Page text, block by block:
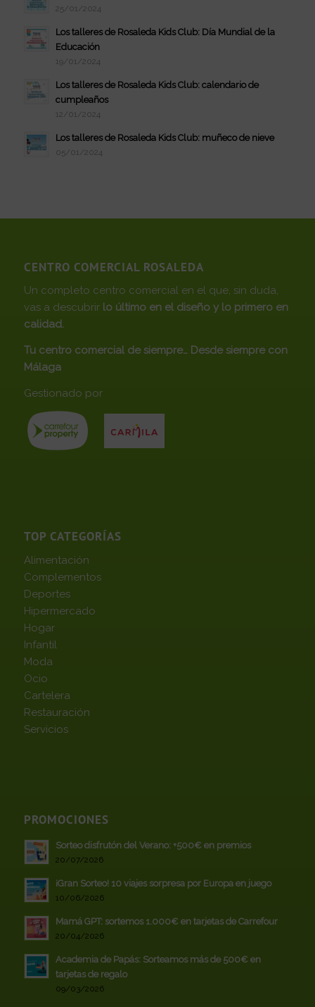
25/01/2024
Los talleres de Rosaleda Kids Club: Día Mundial de la
Educación
19/01/2024
Los talleres de Rosaleda Kids Club: calendario de
cumpleaños
12/01/2024
Los talleres de Rosaleda Kids Club: muñeco de nieve
05/01/2024
CENTRO COMERCIAL ROSALEDA
Un completo centro comercial en el que, sin duda,
vas a descubrir lo último en el diseño y lo primero en
calidad.
Tu centro comercial de siempre… Desde siempre con
Málaga
Gestionado por
TOP CATEGORÍAS
Alimentación
Complementos
Deportes
Hipermercado
Hogar
Infantil
Moda
Ocio
Cartelera
Restauración
Servicios
PROMOCIONES
Sorteo disfrutón del Verano: +500€ en premios
20/07/2026
¡Gran Sorteo! 10 viajes sorpresa por Europa en juego
10/06/2026
Mamá GPT: sortemos 1.000€ en tarjetas de Carrefour
20/04/2026
Academia de Papás: Sorteamos más de 500€ en
tarjetas de regalo
09/03/2026